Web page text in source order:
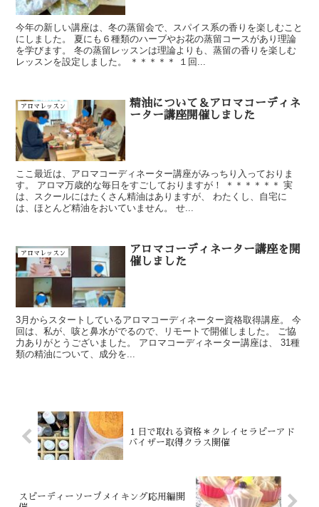
今年の新しい講座は、冬の蒸留会で、スパイス系の香りを楽しむこと
にしました。 夏にも６種類のハーブやお花の蒸留コースがあり理論
を学びます。 冬の蒸留レッスンは理論よりも、蒸留の香りを楽しむ
レッスンを設定しました。 ＊＊＊＊＊ １回...
アロマレッスン
精油について＆アロマコーディネ
ーター講座開催しました
ここ最近は、アロマコーディネーター講座がみっちり入っておりま
す。 アロマ万歳的な毎日をすごしておりますが！ ＊＊＊＊＊＊ 実
は、スクールにはたくさん精油はありますが、 わたくし、自宅に
は、ほとんど精油をおいていません。 せ...
アロマレッスン
アロマコーディネーター講座を開
催しました
3月からスタートしているアロマコーディネーター資格取得講座。 今
回は、私が、咳と鼻水がでるので、リモートで開催しました。 ご協
力ありがとうございました。 アロマコーディネーター講座は、 31種
類の精油について、成分を...
１日で取れる資格＊クレイセラピーアド
バイザー取得クラス開催
スピーディーソープメイキング応用編開